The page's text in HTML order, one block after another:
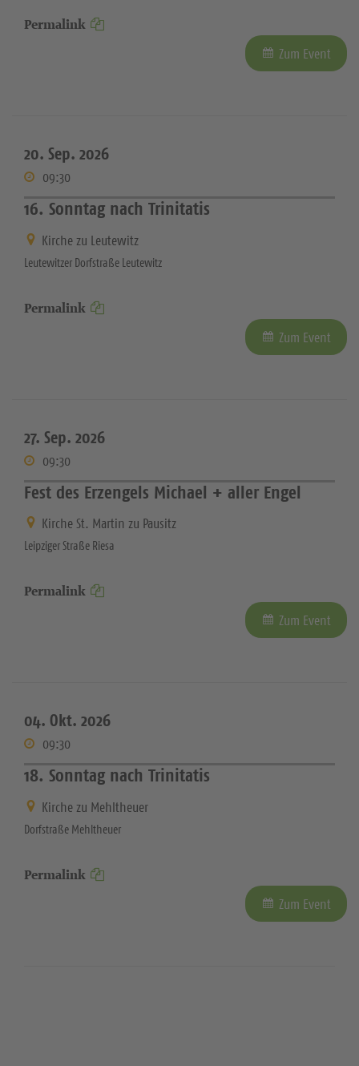
Permalink
Zum Event
20. Sep. 2026
09:30
16. Sonntag nach Trinitatis
Kirche zu Leutewitz
Leutewitzer Dorfstraße Leutewitz
Permalink
Zum Event
27. Sep. 2026
09:30
Fest des Erzengels Michael + aller Engel
Kirche St. Martin zu Pausitz
Leipziger Straße Riesa
Permalink
Zum Event
04. Okt. 2026
09:30
18. Sonntag nach Trinitatis
Kirche zu Mehltheuer
Dorfstraße Mehltheuer
Permalink
Zum Event